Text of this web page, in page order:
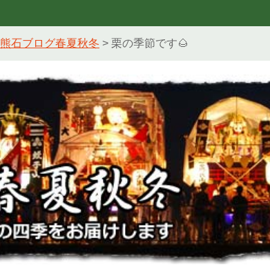
熊石ブログ春夏秋冬 > 栗の季節です🌰